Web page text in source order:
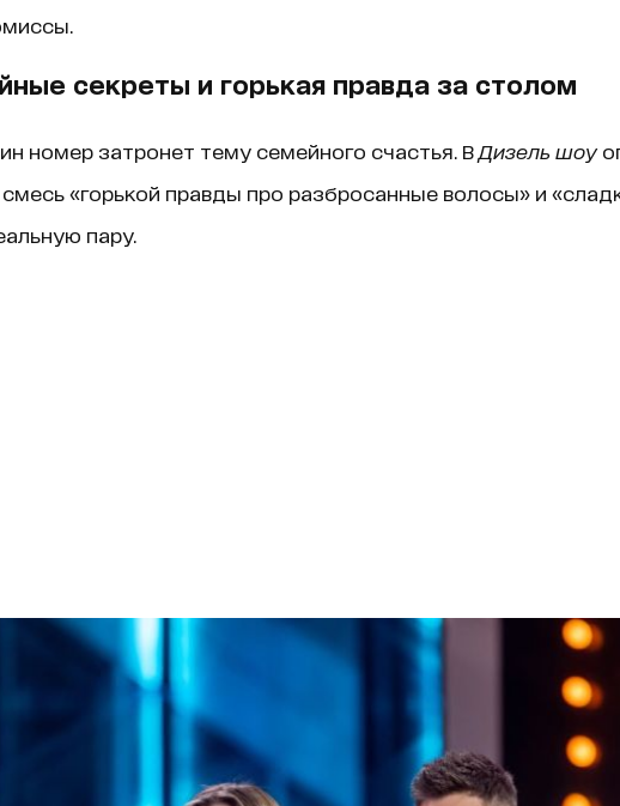
секреты и горькая правда за столом
номер затронет тему семейного счастья. В Дизель шоу
смесь «горькой правды про разбросанные волосы» и
пару.